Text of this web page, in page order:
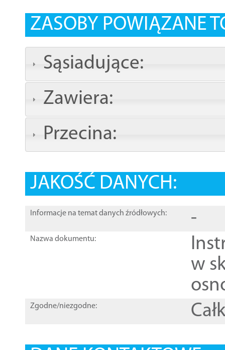
ZASOBY POWIĄZANE
Sąsiadujące:
Zawiera:
Przecina:
JAKOŚĆ DANYCH:
Informacje na temat danych źródłowych: -
Nazwa dokumentu:
w
Zgodne/niezgodne: